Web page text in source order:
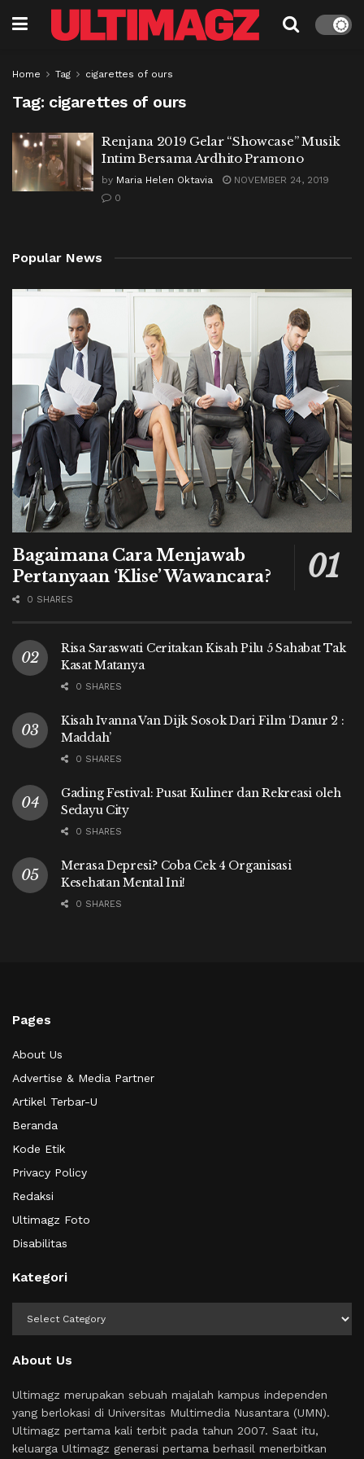
Home Tag cigarettes of ours
Tag: cigarettes of ours
Renjana 2019 Gelar “Showcase” Musik
Intim Bersama Ardhito Pramono
by Maria Helen Oktavia
NOVEMBER 24, 2019
0
Popular News
Bagaimana Cara Menjawab
Pertanyaan ‘Klise’ Wawancara?
0 SHARES
Risa Saraswati Ceritakan Kisah Pilu 5 Sahabat Tak
Kasat Matanya
0 SHARES
Kisah Ivanna Van Dijk Sosok Dari Film ‘Danur 2 :
Maddah’
0 SHARES
Gading Festival: Pusat Kuliner dan Rekreasi oleh
Sedayu City
0 SHARES
Merasa Depresi? Coba Cek 4 Organisasi
Kesehatan Mental Ini!
0 SHARES
Pages
About Us
Advertise & Media Partner
Artikel Terbar-U
Beranda
Kode Etik
Privacy Policy
Redaksi
Ultimagz Foto
Disabilitas
Kategori
About Us
Ultimagz merupakan sebuah majalah kampus independen
yang berlokasi di Universitas Multimedia Nusantara (UMN).
Ultimagz pertama kali terbit pada tahun 2007. Saat itu,
keluarga Ultimagz generasi pertama berhasil menerbitkan